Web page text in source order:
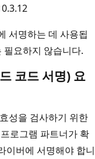
서명하는 데 사용됩
필요하지 않습니다.
코드 서명) 요
성을 검사하기 위한
로그램 파트너가 확
이버에 서명해야 합니